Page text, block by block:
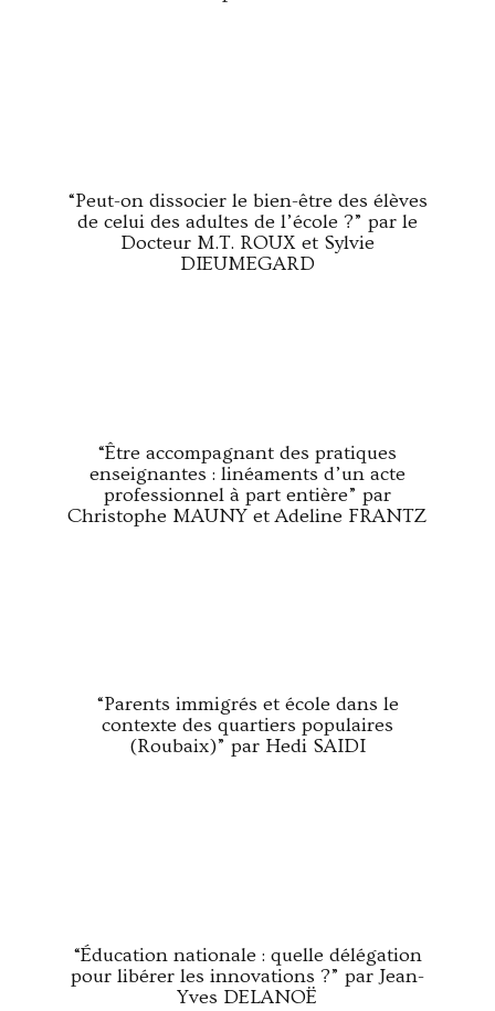
“Peut-on dissocier le bien-être des élèves
de celui des adultes de l’école ?” par le
Docteur M.T. ROUX et Sylvie
DIEUMEGARD
“Être accompagnant des pratiques
enseignantes : linéaments d’un acte
professionnel à part entière” par
Christophe MAUNY et Adeline FRANTZ
“Parents immigrés et école dans le
contexte des quartiers populaires
(Roubaix)” par Hedi SAIDI
“Éducation nationale : quelle délégation
pour libérer les innovations ?” par Jean-
Yves DELANOË